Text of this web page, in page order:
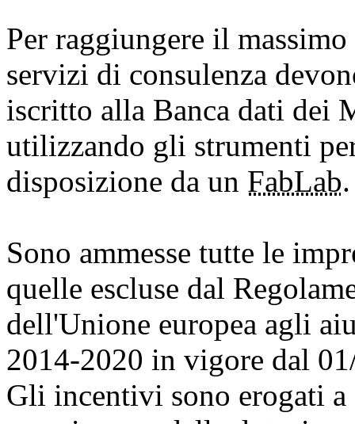
Per raggiungere il
servizi di consulenza
iscritto alla Banca dati dei
utilizzando gli strumenti
disposizione da un FabLab
Sono ammesse tutte le
quelle escluse dal
dell'Unione europea agli
2014-2020 in vigore dal
Gli incentivi sono erogati